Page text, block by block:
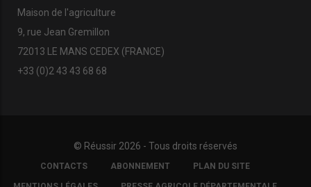
Maison de l'agriculture
9, rue Jean Gremillon
72013 LE MANS CEDEX (FRANCE)
+33 (0)2 43 43 68 68
© Réussir 2026 - Tous droits réservés
FOOTER
COPYRIGHT
CONTACTS ABONNEMENT PLAN DU SITE